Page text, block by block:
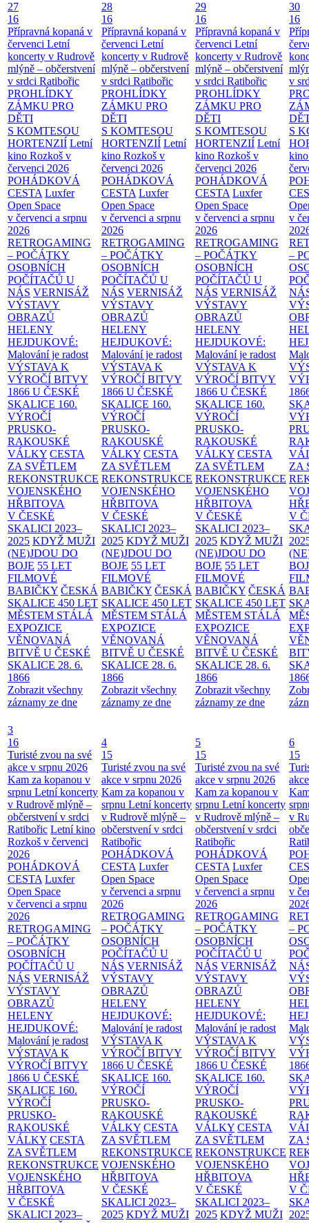
27
16
Přípravná kopaná v
červenci Letní
koncerty v Rudrově
mlýně – občerstvení
v srdci Ratibořic
PROHLÍDKY
ZÁMKU PRO
DĚTI
S KOMTESOU
HORTENZIÍ Letní
kino Rozkoš v
červenci 2026
POHÁDKOVÁ
CESTA Luxfer
Open Space
v červenci a srpnu
2026
RETROGAMING
– POČÁTKY
OSOBNÍCH
POČÍTAČŮ U
NÁS VERNISÁŽ
VÝSTAVY
OBRAZŮ
HELENY
HEJDUKOVÉ:
Malování je radost
VÝSTAVA K
VÝROČÍ BITVY
1866 U ČESKÉ
SKALICE 160.
VÝROČÍ
PRUSKO-
RAKOUSKÉ
VÁLKY CESTA
ZA SVĚTLEM
REKONSTRUKCE
VOJENSKÉHO
HŘBITOVA
V ČESKÉ
SKALICI 2023–
2025 KDYŽ MUŽI
(NE)JDOU DO
BOJE 55 LET
FILMOVÉ
BABIČKY ČESKÁ
SKALICE 450 LET
MĚSTEM STÁLÁ
EXPOZICE
VĚNOVANÁ
BITVĚ U ČESKÉ
SKALICE 28. 6.
1866
Zobrazit všechny
záznamy ze dne
28
16
Přípravná kopaná v
červenci Letní
koncerty v Rudrově
mlýně – občerstvení
v srdci Ratibořic
PROHLÍDKY
ZÁMKU PRO
DĚTI
S KOMTESOU
HORTENZIÍ Letní
kino Rozkoš v
červenci 2026
POHÁDKOVÁ
CESTA Luxfer
Open Space
v červenci a srpnu
2026
RETROGAMING
– POČÁTKY
OSOBNÍCH
POČÍTAČŮ U
NÁS VERNISÁŽ
VÝSTAVY
OBRAZŮ
HELENY
HEJDUKOVÉ:
Malování je radost
VÝSTAVA K
VÝROČÍ BITVY
1866 U ČESKÉ
SKALICE 160.
VÝROČÍ
PRUSKO-
RAKOUSKÉ
VÁLKY CESTA
ZA SVĚTLEM
REKONSTRUKCE
VOJENSKÉHO
HŘBITOVA
V ČESKÉ
SKALICI 2023–
2025 KDYŽ MUŽI
(NE)JDOU DO
BOJE 55 LET
FILMOVÉ
BABIČKY ČESKÁ
SKALICE 450 LET
MĚSTEM STÁLÁ
EXPOZICE
VĚNOVANÁ
BITVĚ U ČESKÉ
SKALICE 28. 6.
1866
Zobrazit všechny
záznamy ze dne
29
16
Přípravná kopaná v
červenci Letní
koncerty v Rudrově
mlýně – občerstvení
v srdci Ratibořic
PROHLÍDKY
ZÁMKU PRO
DĚTI
S KOMTESOU
HORTENZIÍ Letní
kino Rozkoš v
červenci 2026
POHÁDKOVÁ
CESTA Luxfer
Open Space
v červenci a srpnu
2026
RETROGAMING
– POČÁTKY
OSOBNÍCH
POČÍTAČŮ U
NÁS VERNISÁŽ
VÝSTAVY
OBRAZŮ
HELENY
HEJDUKOVÉ:
Malování je radost
VÝSTAVA K
VÝROČÍ BITVY
1866 U ČESKÉ
SKALICE 160.
VÝROČÍ
PRUSKO-
RAKOUSKÉ
VÁLKY CESTA
ZA SVĚTLEM
REKONSTRUKCE
VOJENSKÉHO
HŘBITOVA
V ČESKÉ
SKALICI 2023–
2025 KDYŽ MUŽI
(NE)JDOU DO
BOJE 55 LET
FILMOVÉ
BABIČKY ČESKÁ
SKALICE 450 LET
MĚSTEM STÁLÁ
EXPOZICE
VĚNOVANÁ
BITVĚ U ČESKÉ
SKALICE 28. 6.
1866
Zobrazit všechny
záznamy ze dne
30
16
v
S
v
–
ZA
V
3
16
Turisté zvou na své
akce v srpnu 2026
Kam za kopanou v
srpnu Letní koncerty
v Rudrově mlýně –
občerstvení v srdci
Ratibořic Letní kino
Rozkoš v červenci
2026
POHÁDKOVÁ
CESTA Luxfer
Open Space
v červenci a srpnu
2026
RETROGAMING
– POČÁTKY
OSOBNÍCH
POČÍTAČŮ U
NÁS VERNISÁŽ
VÝSTAVY
OBRAZŮ
HELENY
HEJDUKOVÉ:
Malování je radost
VÝSTAVA K
VÝROČÍ BITVY
1866 U ČESKÉ
SKALICE 160.
VÝROČÍ
PRUSKO-
RAKOUSKÉ
VÁLKY CESTA
ZA SVĚTLEM
REKONSTRUKCE
VOJENSKÉHO
HŘBITOVA
V ČESKÉ
SKALICI 2023–
4
15
Turisté zvou na své
akce v srpnu 2026
Kam za kopanou v
srpnu Letní koncerty
v Rudrově mlýně –
občerstvení v srdci
Ratibořic
POHÁDKOVÁ
CESTA Luxfer
Open Space
v červenci a srpnu
2026
RETROGAMING
– POČÁTKY
OSOBNÍCH
POČÍTAČŮ U
NÁS VERNISÁŽ
VÝSTAVY
OBRAZŮ
HELENY
HEJDUKOVÉ:
Malování je radost
VÝSTAVA K
VÝROČÍ BITVY
1866 U ČESKÉ
SKALICE 160.
VÝROČÍ
PRUSKO-
RAKOUSKÉ
VÁLKY CESTA
ZA SVĚTLEM
REKONSTRUKCE
VOJENSKÉHO
HŘBITOVA
V ČESKÉ
SKALICI 2023–
2025 KDYŽ MUŽI
5
15
Turisté zvou na své
akce v srpnu 2026
Kam za kopanou v
srpnu Letní koncerty
v Rudrově mlýně –
občerstvení v srdci
Ratibořic
POHÁDKOVÁ
CESTA Luxfer
Open Space
v červenci a srpnu
2026
RETROGAMING
– POČÁTKY
OSOBNÍCH
POČÍTAČŮ U
NÁS VERNISÁŽ
VÝSTAVY
OBRAZŮ
HELENY
HEJDUKOVÉ:
Malování je radost
VÝSTAVA K
VÝROČÍ BITVY
1866 U ČESKÉ
SKALICE 160.
VÝROČÍ
PRUSKO-
RAKOUSKÉ
VÁLKY CESTA
ZA SVĚTLEM
REKONSTRUKCE
VOJENSKÉHO
HŘBITOVA
V ČESKÉ
SKALICI 2023–
2025 KDYŽ MUŽI
6
15
v
v
–
ZA
V